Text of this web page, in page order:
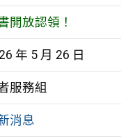
開放認領！
年 5 月 26 日
服務組
消息